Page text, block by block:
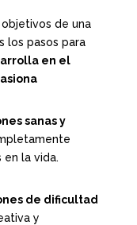
de una
los pasos para
en el
sanas y
en la vida.
de dificultad
y